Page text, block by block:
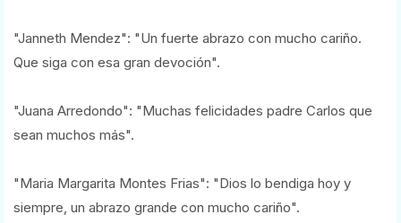
"Janneth Mendez": "Un fuerte abrazo con mucho cariño.
Que siga con esa gran devoción".
"Juana Arredondo": "Muchas felicidades padre Carlos que
sean muchos más".
"Maria Margarita Montes Frias": "Dios lo bendiga hoy y
siempre, un abrazo grande con mucho cariño".